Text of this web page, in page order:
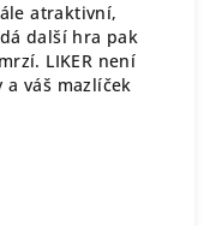
atraktivní,
další hra pak
LIKER není
a váš mazlíček